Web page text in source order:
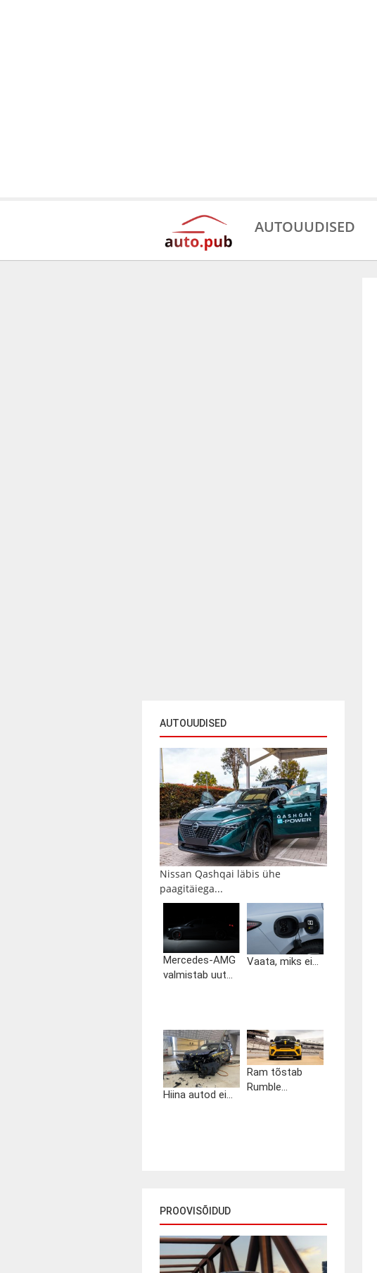
AUTOUUDISED
AUTOUUDISED
Nissan Qashqai läbis ühe
paagitäiega...
Mercedes-AMG
valmistab uut...
Vaata, miks ei...
Hiina autod ei...
Ram tõstab
Rumble...
PROOVISÕIDUD